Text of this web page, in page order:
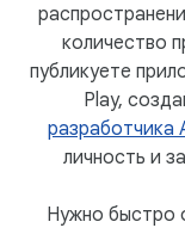
количество
публикуете
Play,
разработчика
личность и
Нужно быстро